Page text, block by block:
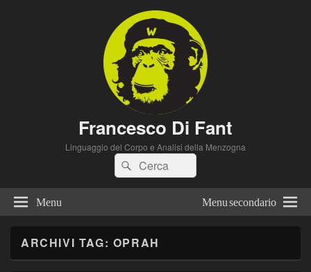
Francesco Di Fant
Linguaggio del Corpo e Analisi della Menzogna
Cerca:Cerca
Menu Menu secondario
ARCHIVI TAG: OPRAH